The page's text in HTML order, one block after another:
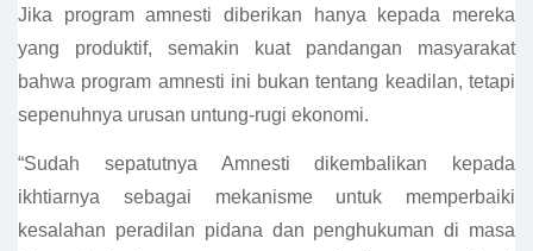
Jika program amnesti diberikan hanya kepada mereka
yang produktif, semakin kuat pandangan masyarakat
bahwa program amnesti ini bukan tentang keadilan, tetapi
sepenuhnya urusan untung-rugi ekonomi.
“Sudah sepatutnya Amnesti dikembalikan kepada
ikhtiarnya sebagai mekanisme untuk memperbaiki
kesalahan peradilan pidana dan penghukuman di masa